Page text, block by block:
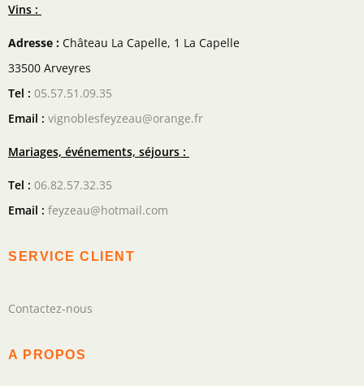
Vins :
Adresse : Château La Capelle, 1 La Capelle
33500 Arveyres
Tel : 05.57.51.09.35
Email : vignoblesfeyzeau@orange.fr
Mariages, événements, séjours :
Tel : 06.82.57.32.35
Email : feyzeau@hotmail.com
SERVICE CLIENT
Contactez-nous
A PROPOS